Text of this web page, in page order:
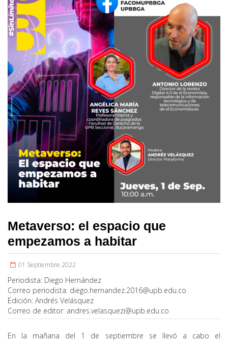
Metaverso: el espacio que
empezamos a habitar
01 Septiembre 2022
Periodista: Diego Hernández
Correo periodista: diego.hernandez.2016@upb.edu.co
Edición: Andrés Velásquez
Correo de editor: andres.velasquezi@upb.edu.co
En la mañana del 1 de septiembre se llevó a cabo el